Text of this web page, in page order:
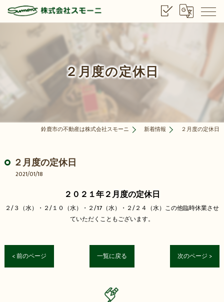
２月度の定休日
鈴鹿市の不動産は株式会社スモーニ 新着情報 ２月度の定休日
２月度の定休日
2021/01/18
２０２１年２月度の定休日
２/３（水）・２/１０（水）・２/17（水）・２/２４（水）この他臨時休業させ
ていただくこともございます。
< 前のページ 一覧に戻る 次のページ >